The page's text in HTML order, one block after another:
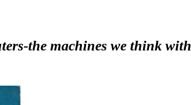
the machines we think with